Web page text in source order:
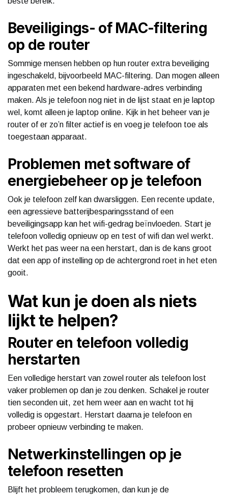
Beveiligings- of MAC-filtering
op de router
Sommige mensen hebben op hun router extra beveiliging
ingeschakeld, bijvoorbeeld MAC-filtering. Dan mogen alleen
apparaten met een bekend hardware-adres verbinding
maken. Als je telefoon nog niet in de lijst staat en je laptop
wel, komt alleen je laptop online. Kijk in het beheer van je
router of er zo’n filter actief is en voeg je telefoon toe als
toegestaan apparaat.
Problemen met software of
energiebeheer op je telefoon
Ook je telefoon zelf kan dwarsliggen. Een recente update,
een agressieve batterijbesparingsstand of een
beveiligingsapp kan het wifi-gedrag beïnvloeden. Start je
telefoon volledig opnieuw op en test of wifi dan wel werkt.
Werkt het pas weer na een herstart, dan is de kans groot
dat een app of instelling op de achtergrond roet in het eten
gooit.
Wat kun je doen als niets
lijkt te helpen?
Router en telefoon volledig
herstarten
Een volledige herstart van zowel router als telefoon lost
vaker problemen op dan je zou denken. Schakel je router
tien seconden uit, zet hem weer aan en wacht tot hij
volledig is opgestart. Herstart daarna je telefoon en
probeer opnieuw verbinding te maken.
Netwerkinstellingen op je
telefoon resetten
Blijft het probleem terugkomen, dan kun je de